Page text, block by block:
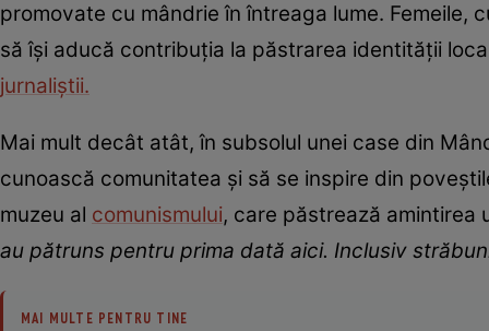
promovate cu mândrie în întreaga lume. Femeile,
să își aducă contribuția la păstrarea identității
jurnaliștii.
Mai mult decât atât, în subsolul unei case din
cunoască comunitatea și să se inspire din
muzeu al comunismului, care păstrează amintirea
au pătruns pentru prima dată aici. Inclusiv
MAI MULTE PENTRU TINE